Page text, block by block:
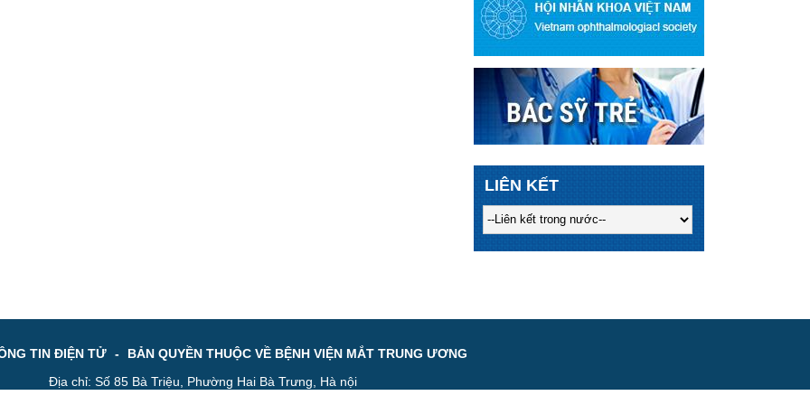
LIÊN KẾT
TIN ĐIỆN TỬ -
BẢN QUYỀN THUỘC VỀ BỆNH VIỆN MẮT TRUNG ƯƠNG
Địa chỉ: Số 85 Bà Triệu, Phường Hai Bà Trưng, Hà nội